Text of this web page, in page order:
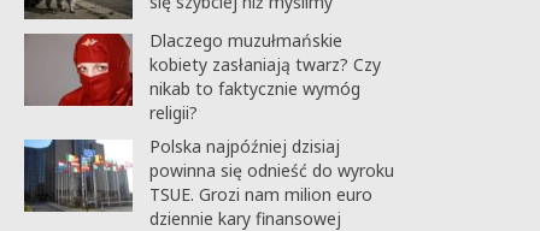
Dlaczego muzułmańskie
kobiety zasłaniają twarz? Czy
nikab to faktycznie wymóg
religii?
Polska najpóźniej dzisiaj
powinna się odnieść do wyroku
TSUE. Grozi nam milion euro
dziennie kary finansowej